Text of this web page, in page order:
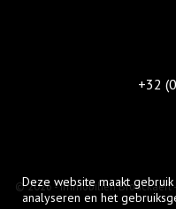
+32
© 2026 - Immobiliën Brouckaert
Deze website maakt
analyseren en het